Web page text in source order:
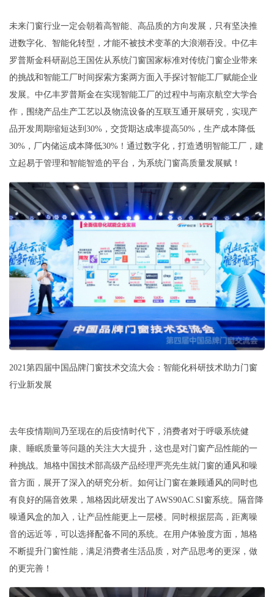
未来门窗行业一定会朝着高智能、高品质的方向发展，只有坚决推
进数字化、智能化转型，才能不被技术变革的大浪潮吞没。中亿丰
罗普斯金科研副总王国佐从系统门窗国家标准对传统门窗企业带来
的挑战和智能工厂时间探索方案两方面入手探讨智能工厂赋能企业
发展。中亿丰罗普斯金在实现智能工厂的过程中与南京航空大学合
作，围绕产品生产工艺以及物流设备的互联互通开展研究，实现产
品开发周期缩短达到30%，交货期达成率提高50%，生产成本降低
30%，厂内储运成本降低30%！通过数字化，打造透明智能工厂，建
立起易于管理和智能智造的平台，为系统门窗高质量发展赋！
2021第四届中国品牌门窗技术交流大会：智能化科研技术助力门窗
行业新发展
去年疫情期间乃至现在的后疫情时代下，消费者对于呼吸系统健
康、睡眠质量等问题的关注大大提升，这也是对门窗产品性能的一
种挑战。旭格中国技术部高级产品经理严亮先生就门窗的通风和噪
音方面，展开了深入的研究分析。如何让门窗在兼顾通风的同时也
有良好的隔音效果，旭格因此研发出了AWS90AC.SI窗系统。隔音降
噪通风盒的加入，让产品性能更上一层楼。同时根据层高，距离噪
音的远近等，可以选择配备不同的系统。在用户体验度方面，旭格
不断提升门窗性能，满足消费者生活品质，对产品思考的更深，做
的更完善！